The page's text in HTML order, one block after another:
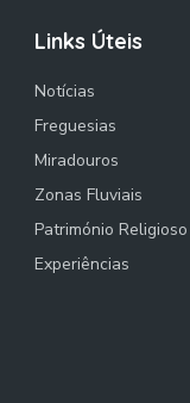
Links Úteis
Notícias
Freguesias
Miradouros
Zonas Fluviais
Património Religioso
Experiências